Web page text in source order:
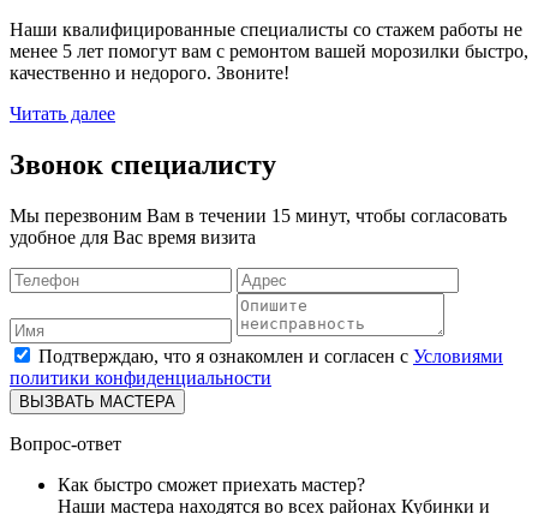
Наши квалифицированные специалисты со стажем работы не
менее 5 лет помогут вам с ремонтом вашей морозилки быстро,
качественно и недорого. Звоните!
Читать далее
Звонок специалисту
Мы перезвоним Вам в течении 15 минут, чтобы согласовать
удобное для Вас время визита
Подтверждаю, что я ознакомлен и согласен с Условиями
политики конфиденциальности
ВЫЗВАТЬ МАСТЕРА
Вопрос-ответ
Как быстро сможет приехать мастер?
Наши мастера находятся во всех районах Кубинки и